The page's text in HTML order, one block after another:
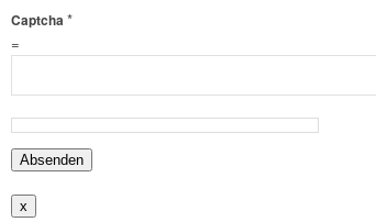
Captcha *
=
Absenden
x